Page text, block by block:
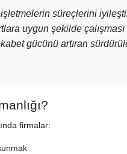
süreçlerini
uygun şekilde çalışması
gücünü artıran
firmalar: